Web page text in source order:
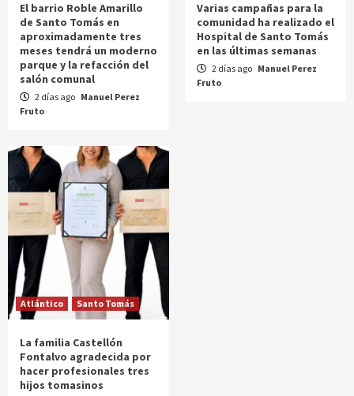
El barrio Roble Amarillo
de Santo Tomás en
aproximadamente tres
meses tendrá un moderno
parque y la refacción del
salón comunal
2 días ago Manuel Perez
Fruto
Varias campañas para la
comunidad ha realizado el
Hospital de Santo Tomás
en las últimas semanas
2 días ago Manuel Perez
Fruto
Atlántico Santo Tomás
La familia Castellón
Fontalvo agradecida por
hacer profesionales tres
hijos tomasinos